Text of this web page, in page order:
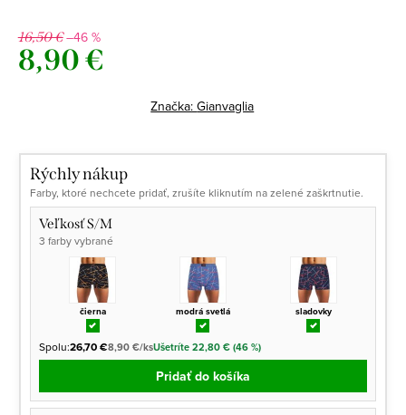
16,50 €–46 %
8,90 €
Značka:Gianvaglia
Rýchly nákup
Farby, ktoré nechcete pridať, zrušíte kliknutím na zelené zaškrtnutie.
Veľkosť S/M
3 farby vybrané
čierna modrá svetlá sladovky
Spolu:26,70 €8,90 €/ksUšetríte 22,80 € (46 %)
Pridať do košíka